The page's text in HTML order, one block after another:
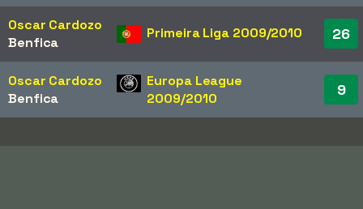
Oscar Cardozo
Benfica
Primeira Liga 2009/2010 26
Oscar Cardozo
Benfica
Europa League
2009/2010
9